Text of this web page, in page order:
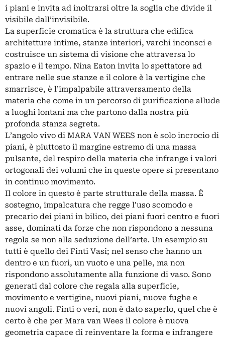
i piani e invita ad inoltrarsi oltre la soglia che divide il
visibile dall’invisibile.
La superficie cromatica è la struttura che edifica
architetture intime, stanze interiori, varchi inconsci e
costruisce un sistema di visione che attraversa lo
spazio e il tempo. Nina Eaton invita lo spettatore ad
entrare nelle sue stanze e il colore è la vertigine che
smarrisce, è l’impalpabile attraversamento della
materia che come in un percorso di purificazione allude
a luoghi lontani ma che partono dalla nostra più
profonda stanza segreta.
L’angolo vivo di MARA VAN WEES non è solo incrocio di
piani, è piuttosto il margine estremo di una massa
pulsante, del respiro della materia che infrange i valori
ortogonali dei volumi che in queste opere si presentano
in continuo movimento.
Il colore in questo è parte strutturale della massa. È
sostegno, impalcatura che regge l’uso scomodo e
precario dei piani in bilico, dei piani fuori centro e fuori
asse, dominati da forze che non rispondono a nessuna
regola se non alla seduzione dell’arte. Un esempio su
tutti è quello dei Finti Vasi; nel senso che hanno un
dentro e un fuori, un vuoto e una pelle, ma non
rispondono assolutamente alla funzione di vaso. Sono
generati dal colore che regala alla superficie,
movimento e vertigine, nuovi piani, nuove fughe e
nuovi angoli. Finti o veri, non è dato saperlo, quel che è
certo è che per Mara van Wees il colore è nuova
geometria capace di reinventare la forma e infrangere